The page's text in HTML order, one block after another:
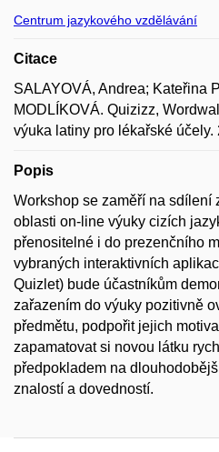
Centrum jazykového vzdělávání
Citace
SALAYOVÁ, Andrea; Kateřina
MODLÍKOVÁ. Quizizz,
výuka latiny pro lékařské účely.
Popis
Workshop se zaměří na sdílení
oblasti on-line výuky cizích
přenositelné i do prezenčního
vybraných interaktivních
Quizlet) bude účastníkům
zařazením do výuky pozitivně
předmětu, podpořit jejich
zapamatovat si novou látku
předpokladem na
znalostí a dovedností.